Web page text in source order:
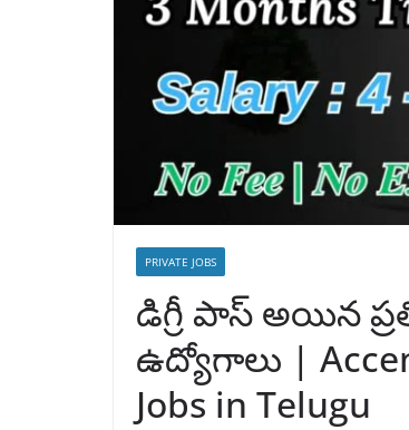
PRIVATE JOBS
డిగ్రీ పాస్ అయిన
ఉద్యోగాలు |
Jobs in Telugu